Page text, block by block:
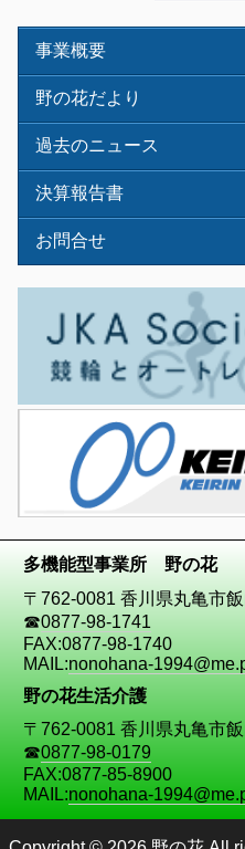
事業概要
野の花だより
過去のニュース
決算報告書
お問合せ
多機能型事業所 野の花
〒762-0081 香川県丸亀市
☎0877-98-1741
FAX:0877-98-1740
MAIL:nonohana-
野の花生活介護
〒762-0081 香川県丸亀市
☎0877-98-0179
FAX:0877-85-8900
MAIL:nonohana-